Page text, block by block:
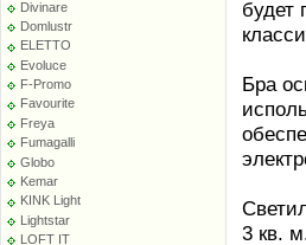
Divinare
Domlustr
ELETTO
Evoluce
F-Promo
Favourite
Freya
Fumagalli
Globo
Kemar
KINK Light
Lightstar
LOFT IT
будет
Бра
3 кв.